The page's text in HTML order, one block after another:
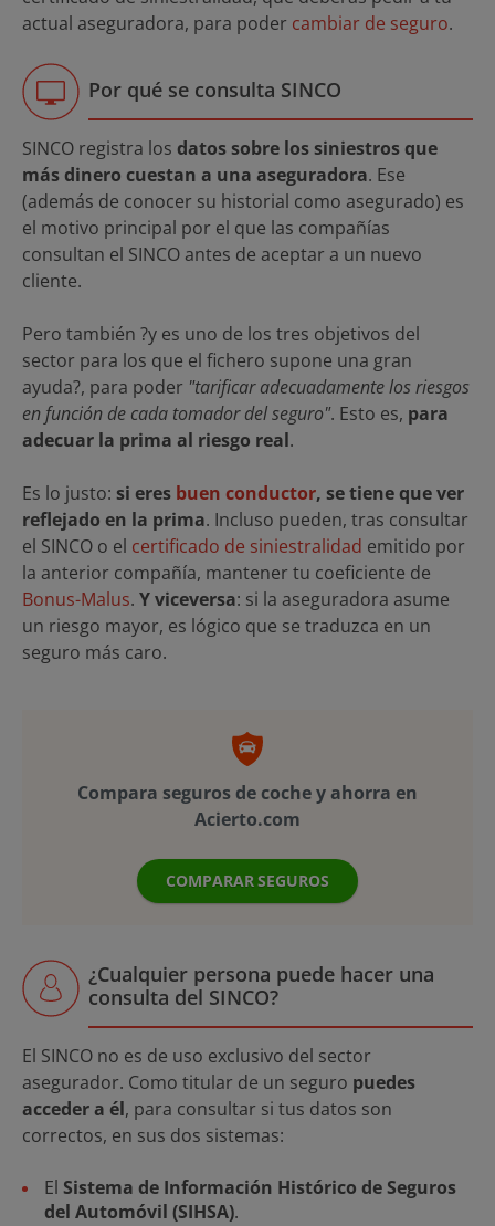
actual aseguradora, para poder cambiar de seguro.
Por qué se consulta SINCO
SINCO registra los datos sobre los siniestros que
más dinero cuestan a una aseguradora. Ese
(además de conocer su historial como asegurado) es
el motivo principal por el que las compañías
consultan el SINCO antes de aceptar a un nuevo
cliente.
Pero también ?y es uno de los tres objetivos del
sector para los que el fichero supone una gran
ayuda?, para poder "tarificar adecuadamente los riesgos
en función de cada tomador del seguro". Esto es, para
adecuar la prima al riesgo real.
Es lo justo: si eres buen conductor, se tiene que ver
reflejado en la prima. Incluso pueden, tras consultar
el SINCO o el certificado de siniestralidad emitido por
la anterior compañía, mantener tu coeficiente de
Bonus-Malus. Y viceversa: si la aseguradora asume
un riesgo mayor, es lógico que se traduzca en un
seguro más caro.
Compara seguros de coche y ahorra en
Acierto.com
COMPARAR SEGUROS
¿Cualquier persona puede hacer una
consulta del SINCO?
El SINCO no es de uso exclusivo del sector
asegurador. Como titular de un seguro puedes
acceder a él, para consultar si tus datos son
correctos, en sus dos sistemas:
El Sistema de Información Histórico de Seguros
del Automóvil (SIHSA).